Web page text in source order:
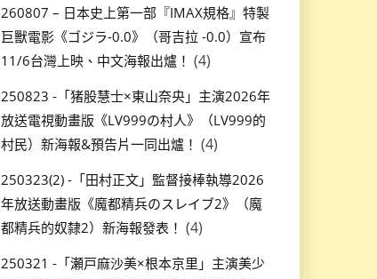
260807 – 日本史上第一部『IMAX規格』特製
巨獸電影《ゴジラ-0.0》（哥吉拉 -0.0）宣布
11/6台灣上映、中文海報出爐！ (4)
250823 -「猪股慧士×東山奈央」主演2026年
放送電視動畫版《LV999の村人》（LV999的
村民）新海報&預告片一同出爐！ (4)
250323(2) -「田村正文」監督接棒執導2026
年放送動畫版《魔都精兵のスレイブ2》（魔
都精兵的奴隸2）新海報發表！ (4)
250321 -「瀬戸麻沙美×根本京里」主演美少